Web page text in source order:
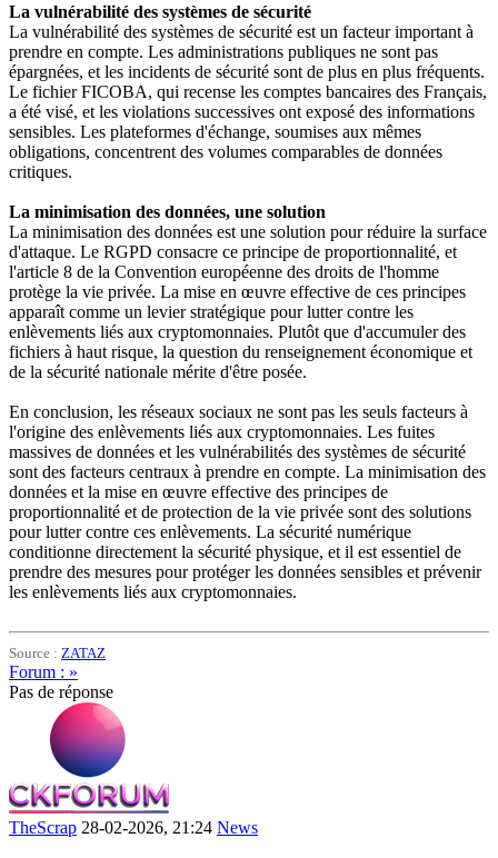
La vulnérabilité des systèmes de sécurité
La vulnérabilité des systèmes de sécurité est un facteur important à
prendre en compte. Les administrations publiques ne sont pas
épargnées, et les incidents de sécurité sont de plus en plus fréquents.
Le fichier FICOBA, qui recense les comptes bancaires des Français,
a été visé, et les violations successives ont exposé des informations
sensibles. Les plateformes d'échange, soumises aux mêmes
obligations, concentrent des volumes comparables de données
critiques.
La minimisation des données, une solution
La minimisation des données est une solution pour réduire la surface
d'attaque. Le RGPD consacre ce principe de proportionnalité, et
l'article 8 de la Convention européenne des droits de l'homme
protège la vie privée. La mise en œuvre effective de ces principes
apparaît comme un levier stratégique pour lutter contre les
enlèvements liés aux cryptomonnaies. Plutôt que d'accumuler des
fichiers à haut risque, la question du renseignement économique et
de la sécurité nationale mérite d'être posée.
En conclusion, les réseaux sociaux ne sont pas les seuls facteurs à
l'origine des enlèvements liés aux cryptomonnaies. Les fuites
massives de données et les vulnérabilités des systèmes de sécurité
sont des facteurs centraux à prendre en compte. La minimisation des
données et la mise en œuvre effective des principes de
proportionnalité et de protection de la vie privée sont des solutions
pour lutter contre ces enlèvements. La sécurité numérique
conditionne directement la sécurité physique, et il est essentiel de
prendre des mesures pour protéger les données sensibles et prévenir
les enlèvements liés aux cryptomonnaies.
Source : ZATAZ
Forum : »
Pas de réponse
TheScrap 28-02-2026, 21:24 News